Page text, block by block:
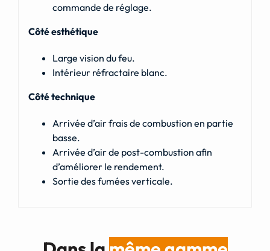
commande de réglage.
Côté esthétique
Large vision du feu.
Intérieur réfractaire blanc.
Côté technique
Arrivée d’air frais de combustion en partie
basse.
Arrivée d’air de post-combustion afin
d’améliorer le rendement.
Sortie des fumées verticale.